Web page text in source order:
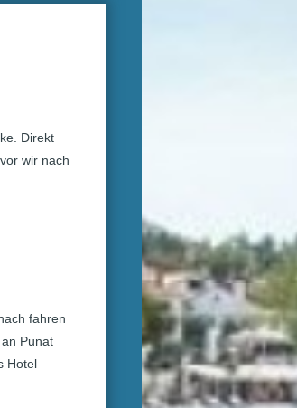
Direkt
wir nach
fahren
Punat
Hotel